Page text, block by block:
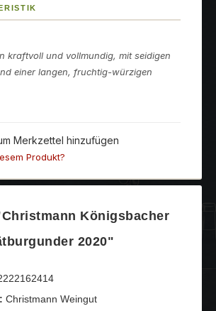
kraftvoll und vollmundig, mit seidigen
einer langen, fruchtig-würzigen
Merkzettel hinzufügen
Produkt?
Königsbacher
2020"
Christmann Weingut